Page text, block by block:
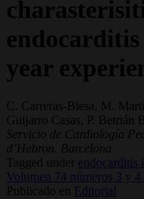
year
C. Carreras-Blesa, M.
Guijarro Casas, P. Betrián
Servicio de Cardiología
d’Hebron. Barcelona
Tagged under
endocarditis
Volumen 74 números 3 y 4
Publicado en
Editorial